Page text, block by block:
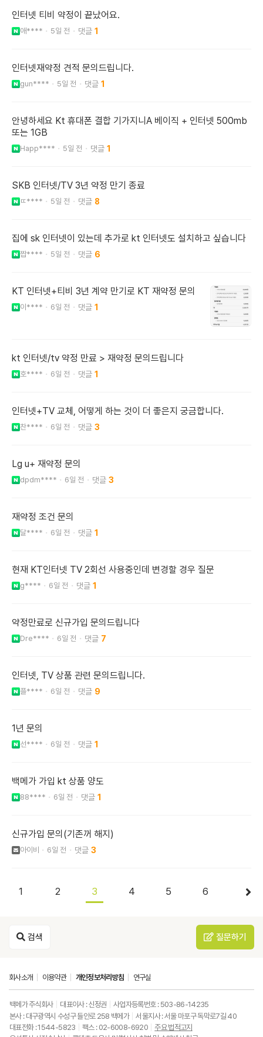
인터넷 티비 약정이 끝났어요.
애**** 5일 전 1
인터넷재약정 견적 문의드립니다.
gun**** 5일 전 1
안녕하세요 Kt 휴대폰 결합 기가지니A 베이직 + 인터넷 500mb
또는 1GB
Happ**** 5일 전 1
SKB 인터넷/TV 3년 약정 만기 종료
ㄸ**** 5일 전 8
집에 sk 인터넷이 있는데 추가로 kt 인터넷도 설치하고 싶습니다
짭**** 5일 전 6
KT 인터넷+티비 3년 계약 만기로 KT 재약정 문의
이**** 6일 전 1
kt 인터넷/tv 약정 만료 > 재약정 문의드립니다
호**** 6일 전 1
인터넷+TV 교체, 어떻게 하는 것이 더 좋은지 궁금합니다.
찬**** 6일 전 3
Lg u+ 재약정 문의
dpdm**** 6일 전 3
재약정 조건 문의
달**** 6일 전 1
현재 KT인터넷 TV 2회선 사용중인데 변경할 경우 질문
g**** 6일 전 1
약정만료로 신규가입 문의드립니다
Dre**** 6일 전 7
인터넷, TV 상품 관련 문의드립니다.
플**** 6일 전 9
1년 문의
선**** 6일 전 1
백메가 가입 kt 상품 양도
88**** 6일 전 1
신규가입 문의(기존꺼 해지)
아이비 6일 전 3
1 2 3 4 5 6
검색 질문하기
회사소개 이용약관 개인정보처리방침 연구실
백메가 주식회사 대표이사 : 신정권
사업자등록번호 : 503-86-14235
본사 : 대구광역시 수성구 들안로 258 백메가
서울지사 : 서울 마포구 독막로7길 40
대표전화 : 1544-5823
팩스 : 02-6008-6920
주요 법적고지